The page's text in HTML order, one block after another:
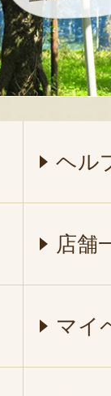
ヘル
店舗
マイ